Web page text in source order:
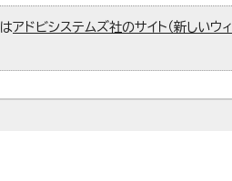
アドビシステムズ社のサイト（新しいウ